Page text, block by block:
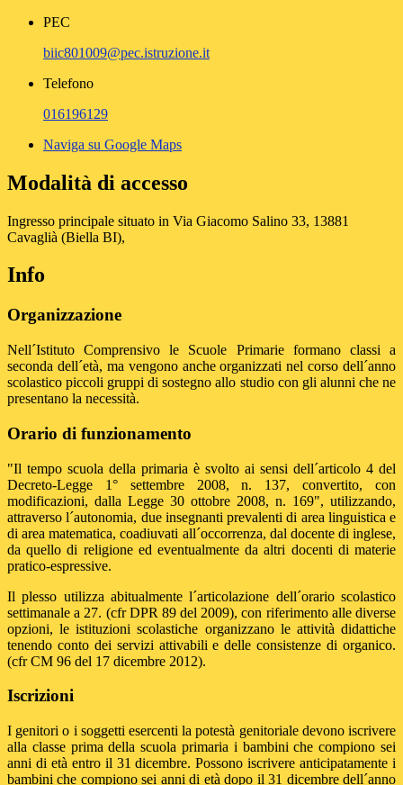
PEC
biic801009@pec.istruzione.it
Telefono
016196129
Naviga su Google Maps
Modalità di accesso
Ingresso principale situato in Via Giacomo Salino 33, 13881
Cavaglià (Biella BI),
Info
Organizzazione
Nell´Istituto Comprensivo le Scuole Primarie formano classi a
seconda dell´età, ma vengono anche organizzati nel corso dell´anno
scolastico piccoli gruppi di sostegno allo studio con gli alunni che ne
presentano la necessità.
Orario di funzionamento
"Il tempo scuola della primaria è svolto ai sensi dell´articolo 4 del
Decreto-Legge 1° settembre 2008, n. 137, convertito, con
modificazioni, dalla Legge 30 ottobre 2008, n. 169", utilizzando,
attraverso l´autonomia, due insegnanti prevalenti di area linguistica e
di area matematica, coadiuvati all´occorrenza, dal docente di inglese,
da quello di religione ed eventualmente da altri docenti di materie
pratico-espressive.
Il plesso utilizza abitualmente l´articolazione dell´orario scolastico
settimanale a 27. (cfr DPR 89 del 2009), con riferimento alle diverse
opzioni, le istituzioni scolastiche organizzano le attività didattiche
tenendo conto dei servizi attivabili e delle consistenze di organico.
(cfr CM 96 del 17 dicembre 2012).
Iscrizioni
I genitori o i soggetti esercenti la potestà genitoriale devono iscrivere
alla classe prima della scuola primaria i bambini che compiono sei
anni di età entro il 31 dicembre. Possono iscrivere anticipatamente i
bambini che compiono sei anni di età dopo il 31 dicembre dell´anno